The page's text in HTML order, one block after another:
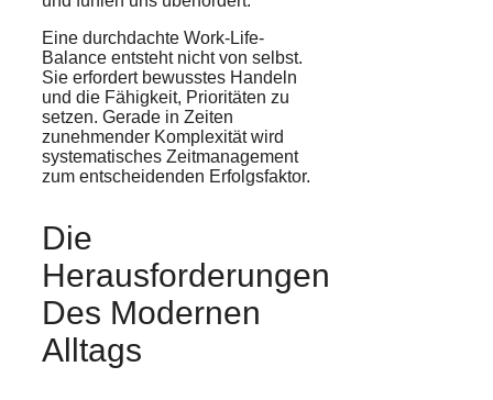
Eine durchdachte Work-Life-
Balance entsteht nicht von selbst.
Sie erfordert bewusstes Handeln
und die Fähigkeit, Prioritäten zu
setzen. Gerade in Zeiten
zunehmender Komplexität wird
systematisches Zeitmanagement
zum entscheidenden Erfolgsfaktor.
Die
Herausforderungen
Des Modernen
Alltags